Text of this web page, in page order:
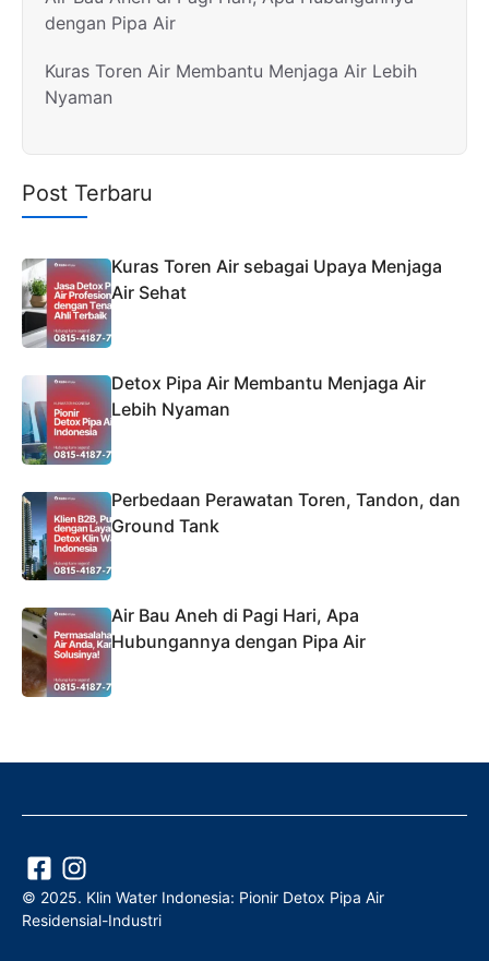
dengan Pipa Air
Kuras Toren Air Membantu Menjaga Air Lebih
Nyaman
Post Terbaru
Kuras Toren Air sebagai Upaya Menjaga
Air Sehat
Detox Pipa Air Membantu Menjaga Air
Lebih Nyaman
Perbedaan Perawatan Toren, Tandon, dan
Ground Tank
Air Bau Aneh di Pagi Hari, Apa
Hubungannya dengan Pipa Air
© 2025. Klin Water Indonesia: Pionir Detox Pipa Air
Residensial-Industri